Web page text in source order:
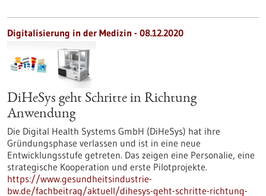
Digitalisierung in der Medizin - 08.12.2020
DiHeSys geht Schritte in Richtung
Anwendung
Die Digital Health Systems GmbH (DiHeSys) hat ihre
Gründungsphase verlassen und ist in eine neue
Entwicklungsstufe getreten. Das zeigen eine Personalie, eine
strategische Kooperation und erste Pilotprojekte.
https://www.gesundheitsindustrie-
bw.de/fachbeitrag/aktuell/dihesys-geht-schritte-richtung-